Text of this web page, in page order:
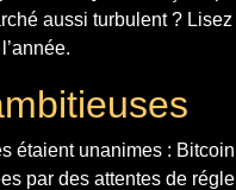
aussi turbulent ?
étaient unanimes :
par des attentes de